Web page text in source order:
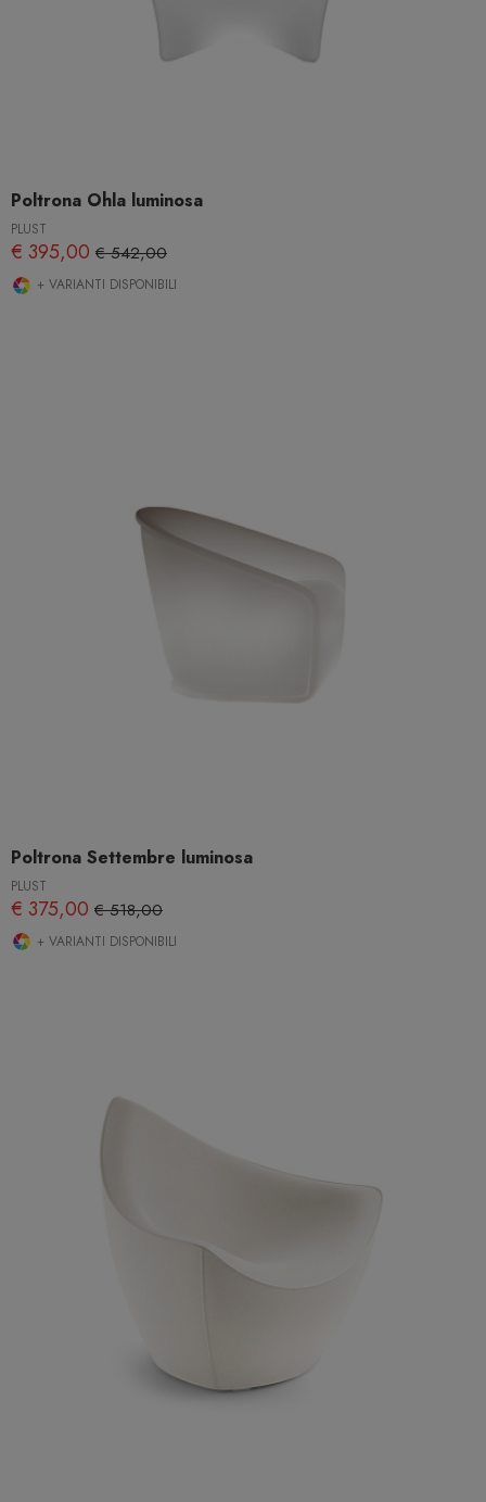
Poltrona Ohla luminosa
PLUST
€ 395,00 € 542,00
+ VARIANTI DISPONIBILI
Poltrona Settembre luminosa
PLUST
€ 375,00 € 518,00
+ VARIANTI DISPONIBILI